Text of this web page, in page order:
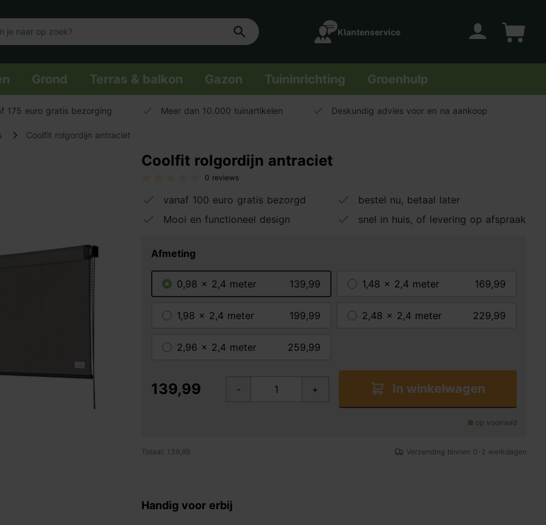
Klantenservice
Grond Terras & balkon Gazon Tuininrichting Groenhulp
175 euro gratis bezorging Meer dan 10.000 tuinartikelen Deskundig advies voor en na aankoop
Coolfit rolgordijn antraciet
Coolfit rolgordijn antraciet
0 reviews
vanaf 100 euro gratis bezorgd
bestel nu, betaal later
Mooi en functioneel design
snel in huis, of levering op afspraak
Afmeting
0,98 x 2,4 meter 139,99 1,48 x 2,4 meter 169,99
1,98 x 2,4 meter 199,99 2,48 x 2,4 meter 229,99
2,96 x 2,4 meter 259,99
139,99 - + In winkelwagen
op voorraad
Totaal: 139,99 Verzending binnen 0-2 werkdagen
Handig voor erbij